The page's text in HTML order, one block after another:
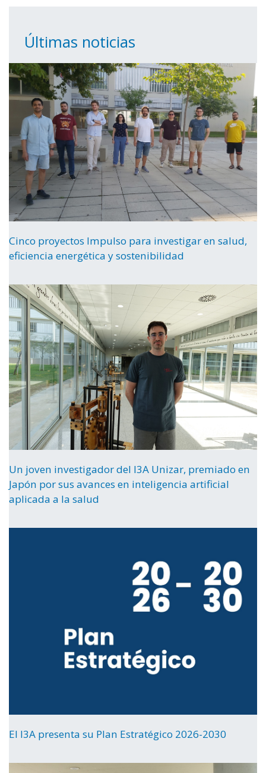
Últimas noticias
Cinco proyectos Impulso para investigar en salud,
eficiencia energética y sostenibilidad
Un joven investigador del I3A Unizar, premiado en
Japón por sus avances en inteligencia artificial
aplicada a la salud
El I3A presenta su Plan Estratégico 2026-2030